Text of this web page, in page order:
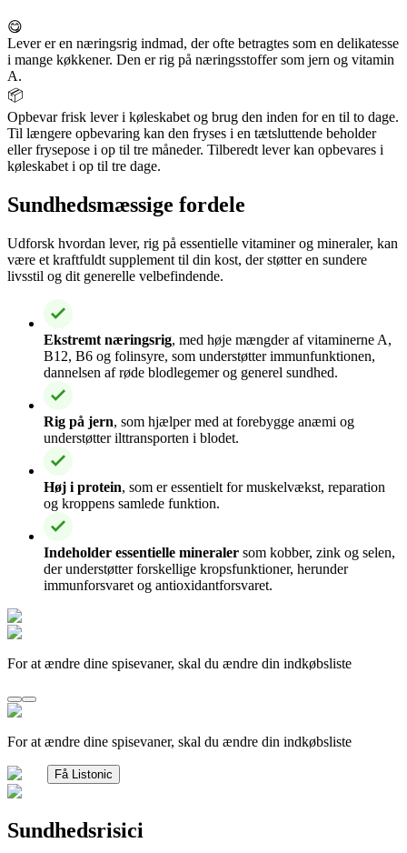
😋
Lever er en næringsrig indmad, der ofte betragtes som en delikatesse
i mange køkkener. Den er rig på næringsstoffer som jern og vitamin
A.
📦
Opbevar frisk lever i køleskabet og brug den inden for en til to dage.
Til længere opbevaring kan den fryses i en tætsluttende beholder
eller frysepose i op til tre måneder. Tilberedt lever kan opbevares i
køleskabet i op til tre dage.
Sundhedsmæssige fordele
Udforsk hvordan lever, rig på essentielle vitaminer og mineraler, kan
være et kraftfuldt supplement til din kost, der støtter en sundere
livsstil og dit generelle velbefindende.
Ekstremt næringsrig, med høje mængder af vitaminerne A,
B12, B6 og folinsyre, som understøtter immunfunktionen,
dannelsen af røde blodlegemer og generel sundhed.
Rig på jern, som hjælper med at forebygge anæmi og
understøtter ilttransporten i blodet.
Høj i protein, som er essentielt for muskelvækst, reparation
og kroppens samlede funktion.
Indeholder essentielle mineraler som kobber, zink og selen,
der understøtter forskellige kropsfunktioner, herunder
immunforsvaret og antioxidantforsvaret.
For at ændre dine spisevaner, skal du ændre din indkøbsliste
For at ændre dine spisevaner, skal du ændre din indkøbsliste
Få Listonic
Sundhedsrisici